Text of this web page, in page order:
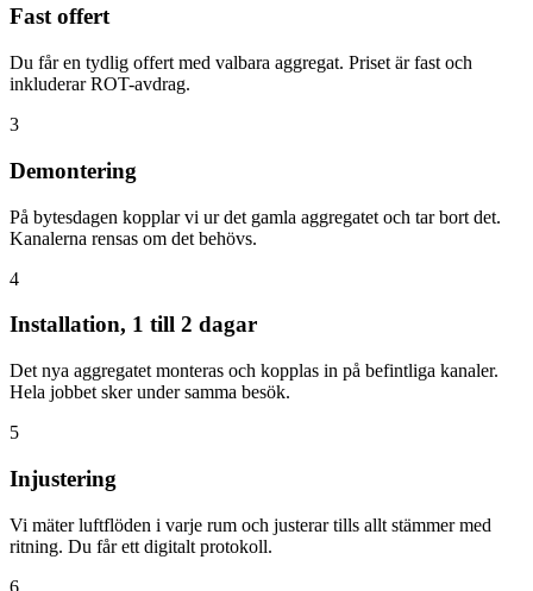
Fast offert
Du får en tydlig offert med valbara aggregat. Priset är fast och
inkluderar ROT-avdrag.
3
Demontering
På bytesdagen kopplar vi ur det gamla aggregatet och tar bort det.
Kanalerna rensas om det behövs.
4
Installation, 1 till 2 dagar
Det nya aggregatet monteras och kopplas in på befintliga kanaler.
Hela jobbet sker under samma besök.
5
Injustering
Vi mäter luftflöden i varje rum och justerar tills allt stämmer med
ritning. Du får ett digitalt protokoll.
6